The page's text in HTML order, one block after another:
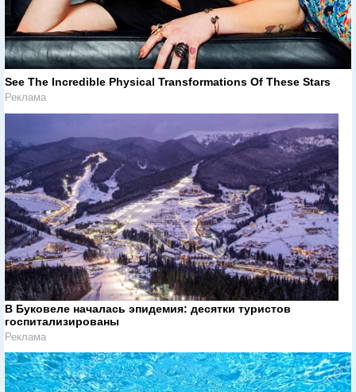
See The Incredible Physical Transformations Of These Stars
Реклама
В Буковеле началась эпидемия: десятки туристов
госпитализированы
Реклама